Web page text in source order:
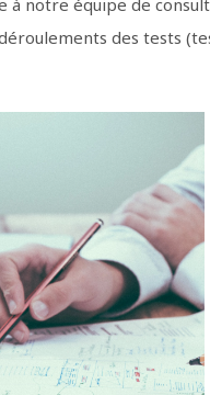
notre équipe de
des tests